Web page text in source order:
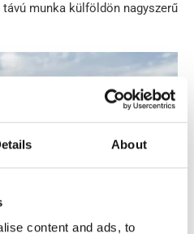
About
content and ads, to
munka külföldön nagyszerű